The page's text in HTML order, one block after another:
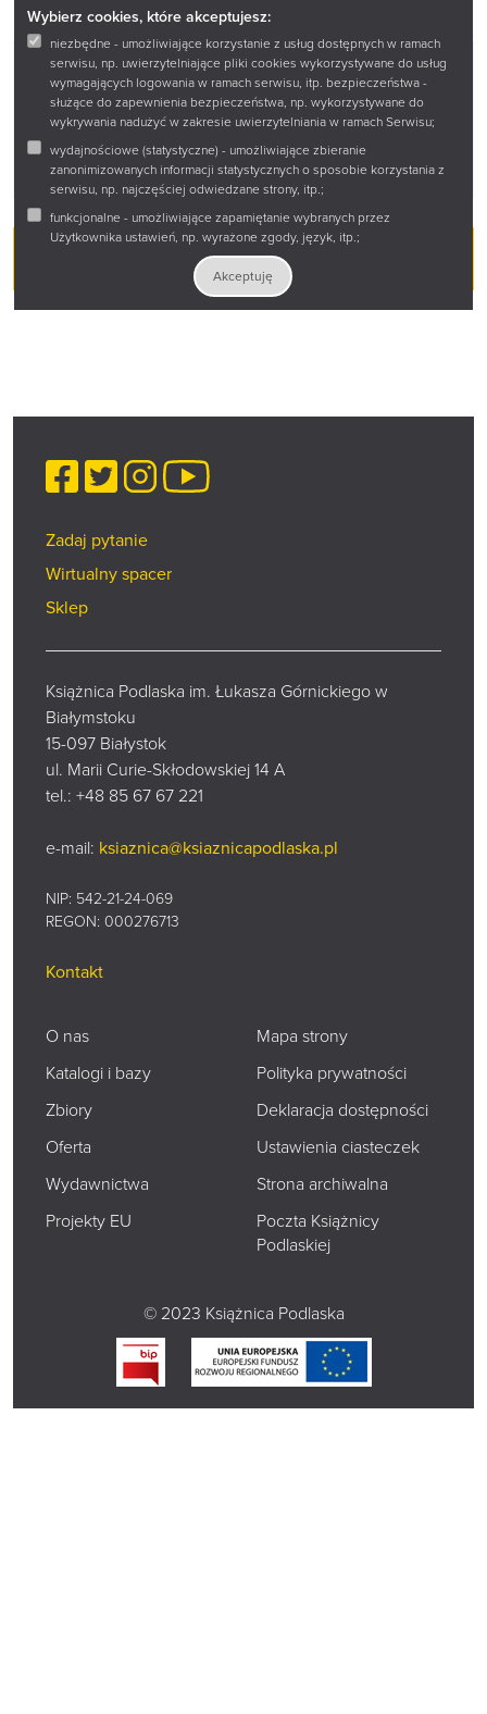
Wybierz cookies, które akceptujesz:
niezbędne - umożliwiające korzystanie z usług dostępnych w ramach
serwisu, np. uwierzytelniające pliki cookies wykorzystywane do usług
wymagających logowania w ramach serwisu, itp. bezpieczeństwa -
służące do zapewnienia bezpieczeństwa, np. wykorzystywane do
wykrywania nadużyć w zakresie uwierzytelniania w ramach Serwisu;
wydajnościowe (statystyczne) - umożliwiające zbieranie
zanonimizowanych informacji statystycznych o sposobie korzystania z
serwisu, np. najczęściej odwiedzane strony, itp.;
funkcjonalne - umożliwiające zapamiętanie wybranych przez
Użytkownika ustawień, np. wyrażone zgody, język, itp.;
Akceptuję
KSIĄŻNICA PODLASKA - GALERIA PARTER
Marii Curie-Skłodowskiej 14A
WSTĘP WOLNY
Facebook
TwitterInstagram
YouTube
Zadaj pytanie
Wirtualny spacer
Sklep
Książnica Podlaska im. Łukasza Górnickiego w
Białymstoku
15-097 Białystok
ul. Marii Curie-Skłodowskiej 14 A
tel.: +48 85 67 67 221
e-mail: ksiaznica@ksiaznicapodlaska.pl
NIP: 542-21-24-069
REGON: 000276713
Kontakt
O nas
Katalogi i bazy
Zbiory
Oferta
Wydawnictwa
Projekty EU
Mapa strony
Polityka prywatności
Deklaracja dostępności
Ustawienia ciasteczek
Strona archiwalna
Poczta Książnicy
Podlaskiej
© 2023 Książnica Podlaska